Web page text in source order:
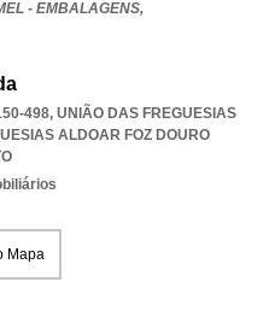
- EMBALAGENS,
498, UNIÃO DAS FREGUESIAS
ALDOAR FOZ DOURO
Mapa